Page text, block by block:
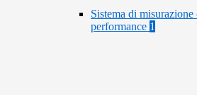
Sistema di
performance 1